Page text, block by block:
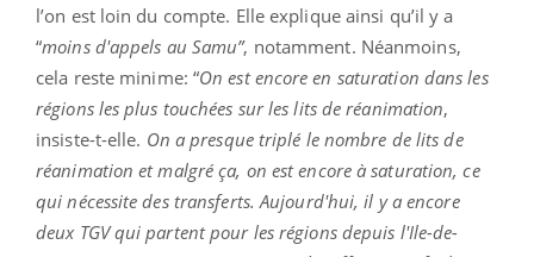
l’on est loin du compte. Elle explique ainsi qu’il y a
“moins d'appels au Samu”, notamment. Néanmoins,
cela reste minime: “On est encore en saturation dans les
régions les plus touchées sur les lits de réanimation,
insiste-t-elle. On a presque triplé le nombre de lits de
réanimation et malgré ça, on est encore à saturation, ce
qui nécessite des transferts. Aujourd'hui, il y a encore
deux TGV qui partent pour les régions depuis l'Ile-de-